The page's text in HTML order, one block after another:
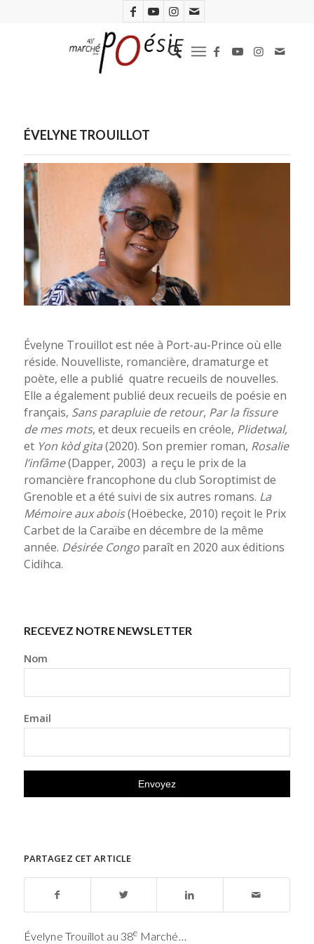
ÉVELYNE TROUILLOT
Évelyne Trouillot. Photo D.R.
Évelyne Trouillot est née à Port-au-Prince où elle
réside. Nouvelliste, romancière, dramaturge et
poète, elle a publié quatre recueils de nouvelles.
Elle a également publié deux recueils de poésie en
français, Sans parapluie de retour, Par la fissure
de mes mots, et deux recueils en créole, Plidetwal,
et Yon kòd gita(2020). Son premier roman, Rosalie
l’infâme(Dapper, 2003) a reçu le prix de la
romancière francophone du club Soroptimist de
Grenoble et a été suivi de six autres romans. La
Mémoire aux abois(Hoëbecke, 2010) reçoit le Prix
Carbet de la Caraïbe en décembre de la même
année. Désirée Congoparaît en 2020 aux éditions
Cidihca.
RECEVEZ NOTRE NEWSLETTER
Nom
Email
PARTAGEZ CET ARTICLE
Évelyne Trouillot au 38e Marché…